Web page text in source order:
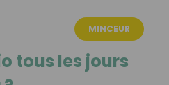
MINCEUR
tous les jours